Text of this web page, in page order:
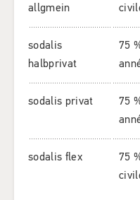
allgmein
sodalis
halbprivat
75
sodalis privat
75
sodalis flex
75